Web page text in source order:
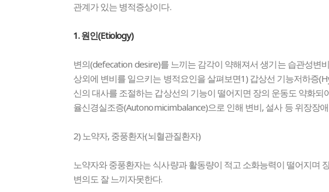
관계가 있는 병적증상이다.
1. 원인(Etiology)
변의(defecation desire)를 느끼는 감각이 약해져서 생기는 습관성변
상외에 변비를 일으키는 병적요인을 살펴보면1) 갑상선 기능저하증
신의 대사를 조절하는 갑상선의 기능이 떨어지면 장의 운동도 약화
율신경실조증(Autonomicimbalance)으로 인해 변비, 설사 등 위장장
2) 노약자, 중풍환자(뇌혈관질환자)
노약자와 중풍환자는 식사량과 활동량이 적고 소화능력이 떨어지며
변의도 잘 느끼자못한다.